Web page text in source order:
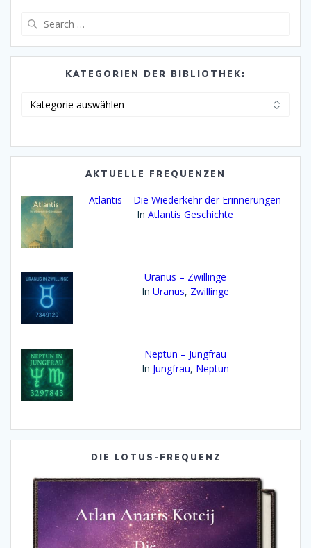
KATEGORIEN DER BIBLIOTHEK:
AKTUELLE FREQUENZEN
Atlantis – Die Wiederkehr der Erinnerungen
InAtlantis Geschichte
Uranus – Zwillinge
In Uranus, Zwillinge
Neptun – Jungfrau
In Jungfrau, Neptun
DIE LOTUS-FREQUENZ